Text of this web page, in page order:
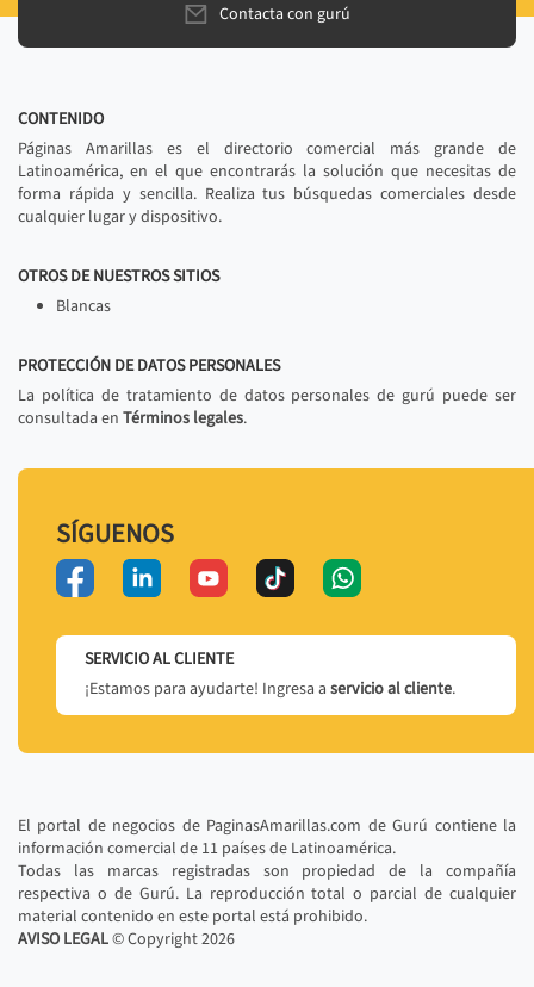
Contacta con gurú
CONTENIDO
Páginas Amarillas es el directorio comercial más grande de
Latinoamérica, en el que encontrarás la solución que necesitas de
forma rápida y sencilla. Realiza tus búsquedas comerciales desde
cualquier lugar y dispositivo.
OTROS DE NUESTROS SITIOS
Blancas
PROTECCIÓN DE DATOS PERSONALES
La política de tratamiento de datos personales de gurú puede ser
consultada en Términos legales.
SÍGUENOS
SERVICIO AL CLIENTE
¡Estamos para ayudarte! Ingresa a servicio al cliente.
El portal de negocios de PaginasAmarillas.com de Gurú contiene la
información comercial de 11 países de Latinoamérica.
Todas las marcas registradas son propiedad de la compañía
respectiva o de Gurú. La reproducción total o parcial de cualquier
material contenido en este portal está prohibido.
AVISO LEGAL© Copyright2026